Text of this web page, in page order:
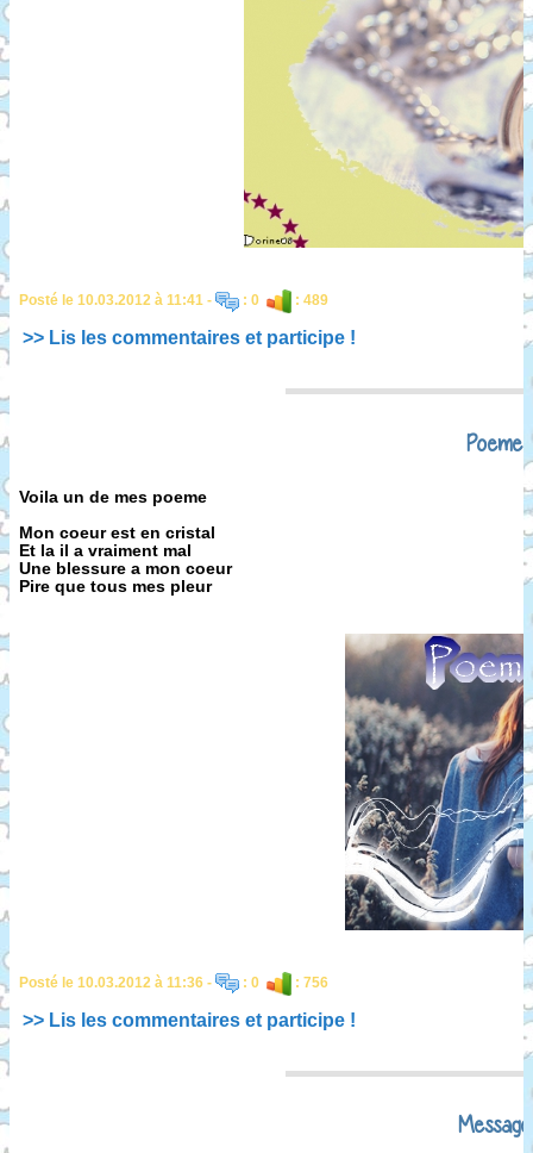
Posté le 10.03.2012 à 11:41 - : 0 : 489
>> Lis les commentaires et participe !
Poeme
Voila un de mes poeme
Mon coeur est en cristal
Et la il a vraiment mal
Une blessure a mon coeur
Pire que tous mes pleur
Posté le 10.03.2012 à 11:36 - : 0 : 756
>> Lis les commentaires et participe !
Message